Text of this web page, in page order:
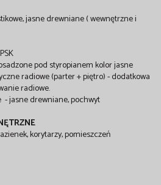
jasne drewniane ( wewnętrzne i
pod styropianem kolor jasne
radiowe (parter + piętro) - dodatkowa
radiowe.
- jasne drewniane, pochwyt
korytarzy, pomieszczeń